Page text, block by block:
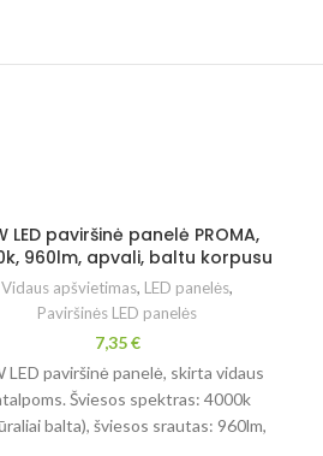
LED paviršinė panelė PROMA,
960lm, apvali, baltu korpusu
Vidaus apšvietimas, LED panelės,
Paviršinės LED panelės
7,35€
LED paviršinė panelė, skirta vidaus
Šviesos spektras: 4000k
balta), šviesos srautas: 960lm,